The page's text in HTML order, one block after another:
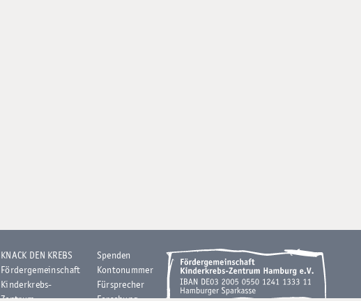
KNACK DEN KREBS
Fördergemeinschaft
Kinderkrebs-
Spenden
Kontonummer
Fürsprecher